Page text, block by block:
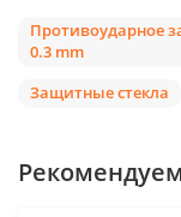
Противоударное
0.3 mm
Защитные стекла